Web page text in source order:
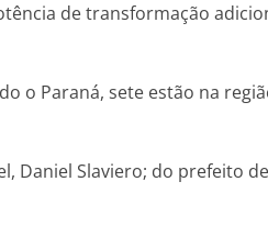
de transformação
o Paraná, sete estão na
Daniel Slaviero; do prefeito